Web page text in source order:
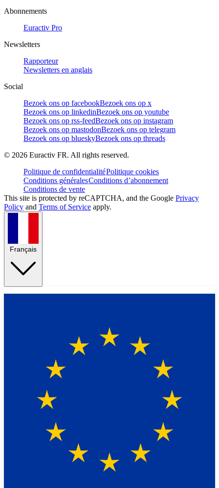
Abonnements
Euractiv Pro
Newsletters
Rapporteur
Newsletters en anglais
Social
Bezoek ons op facebookBezoek ons op x
Bezoek ons op linkedinBezoek ons op youtube
Bezoek ons op rss-feedBezoek ons op instagram
Bezoek ons op mastodonBezoek ons op telegram
Bezoek ons op blueskyBezoek ons op threads
© 2026 Euractiv FR. All rights reserved.
Politique de confidentialitéPolitique cookies
Conditions généralesConditions d’abonnement
Conditions de vente
This site is protected by reCAPTCHA, and the Google Privacy
Policy and Terms of Service apply.
Français